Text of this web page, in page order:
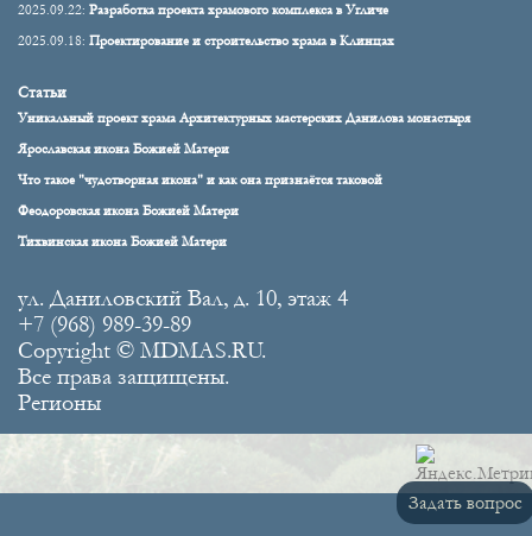
Задать вопрос
2025.09.22: Разработка проекта храмового комплекса в Угличе
2025.09.18: Проектирование и строительство храма в Клинцах
Статьи
Уникальный проект храма Архитектурных мастерских Данилова монастыря
Ярославская икона Божией Матери
Что такое "чудотворная икона" и как она признаётся таковой
Феодоровская икона Божией Матери
Тихвинская икона Божией Матери
ул. Даниловский Вал, д. 10, этаж 4
+7 (968) 989-39-89
Copyright © MDMAS.RU.
Все права защищены.
Регионы